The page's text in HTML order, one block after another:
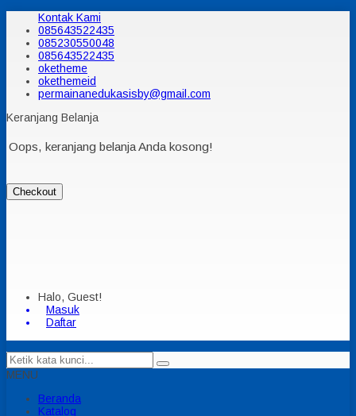
Kontak Kami
085643522435
085230550048
085643522435
oketheme
okethemeid
permainanedukasisby@gmail.com
Keranjang Belanja
Oops, keranjang belanja Anda kosong!
Checkout
Halo, Guest!
Masuk
Daftar
MENU
Beranda
Katalog